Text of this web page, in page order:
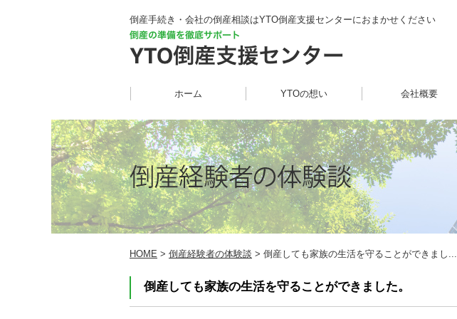
倒産手続き・会社の倒産相談はYTO倒産支援センターにおまかせください
ホーム YTOの想い 会社概要
HOME > 倒産経験者の体験談 > 倒産しても家族の生活を守ることができまし...
倒産しても家族の生活を守ることができました。